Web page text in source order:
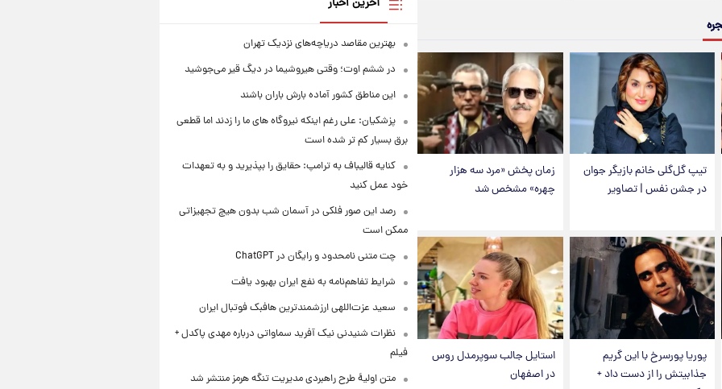
تیپ گل‌گلی خانم بازیگر جوان
در جشن نفس | تصاویر
زمان پخش «مرد سه هزار
چهره» مشخص شد
پوریا پورسرخ با این گریم
جذابیتش را از دست داد +
استایل جالب سوپرمدل روس
در اصفهان
بهترین مقاصد دریاچه‌های نزدیک تهران
در ششم اوت؛ وقتی هیروشیما در دیگ قیر می‌جوشید
این مناطق کشور آماده بارش باران باشند
پزشکیان: علی رغم اینکه نیروگاه های ما را زدند اما قطعی
برق بسیار کم تر شده است
کنایه قالیباف به ترامپ: حقایق را بپذیرید و به تعهدات
خود عمل کنید
رصد این صور فلکی در آسمان شب بدون هیچ تجهیزاتی
ممکن است
چت متنی نامحدود و رایگان در ChatGPT
شرایط تفاهم‌نامه به نفع ایران بهبود یافت
سعید عزت‌اللهی ارزشمندترین هافبک فوتبال ایران
نظرات شنیدنی نیک آفرید سماواتی درباره مهدی پاکدل +
فیلم
متن اولیۀ طرح راهبردی مدیریت تنگه هرمز منتشر شد